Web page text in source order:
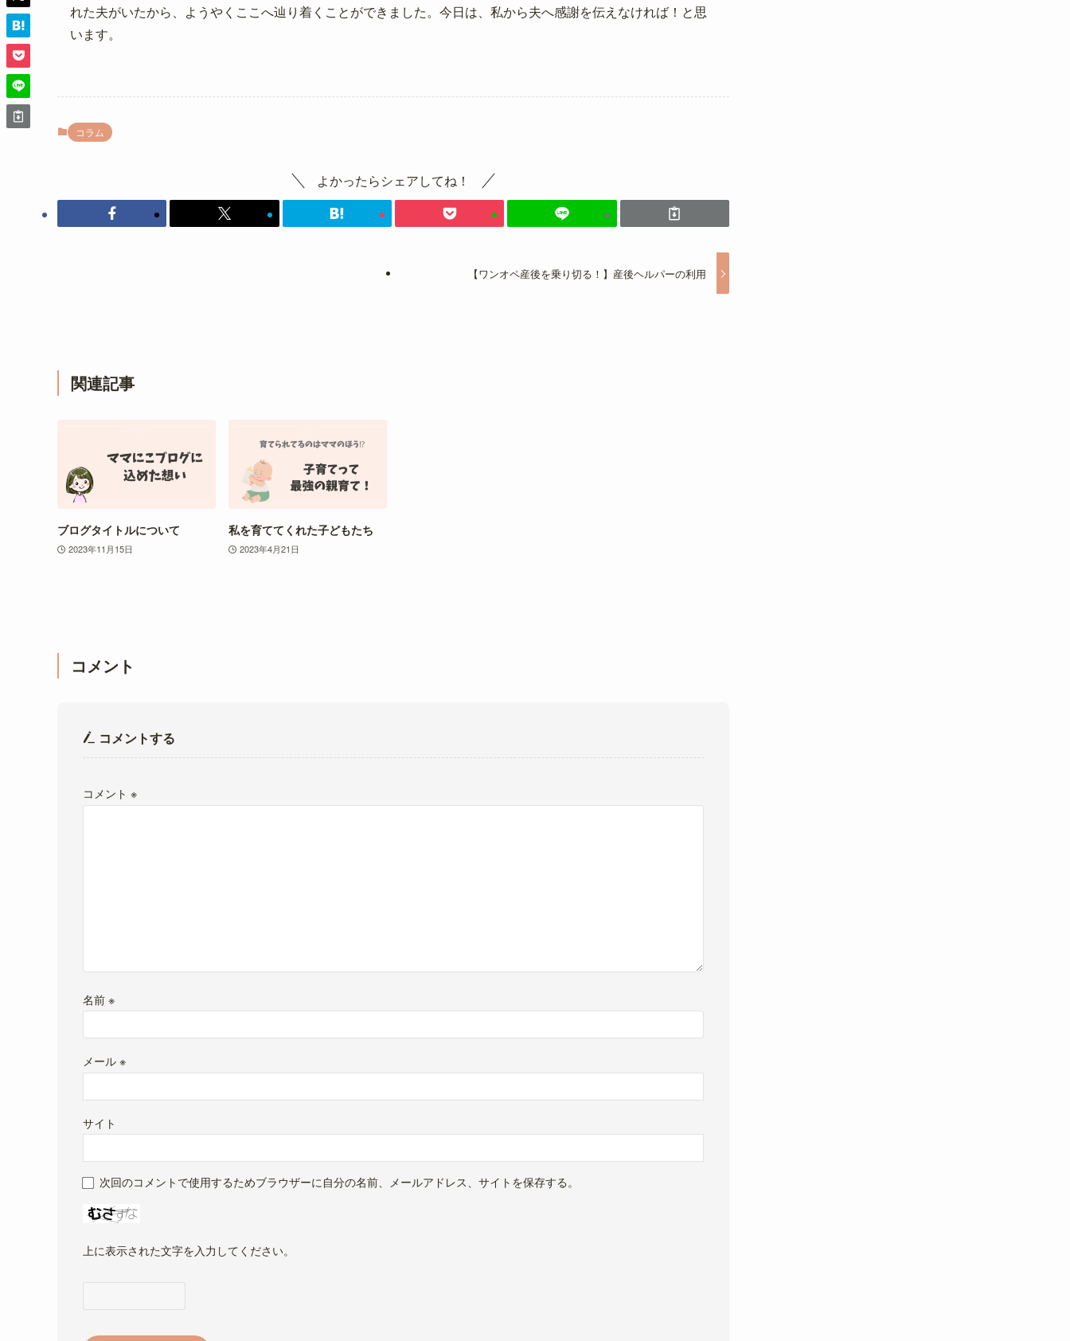
れた夫がいたから、ようやくここへ辿り着くことができました。今日は、私から夫へ感謝を伝えなければ！と思
います。
コラム
よかったらシェアしてね！
【ワンオペ産後を乗り切る！】産後ヘルパーの利用
関連記事
ブログタイトルについて
2023年11月15日
私を育ててくれた子どもたち
2023年4月21日
コメント
コメントする
コメント ※
名前※
メール※
サイト
次回のコメントで使用するためブラウザーに自分の名前、メールアドレス、サイトを保存する。
上に表示された文字を入力してください。